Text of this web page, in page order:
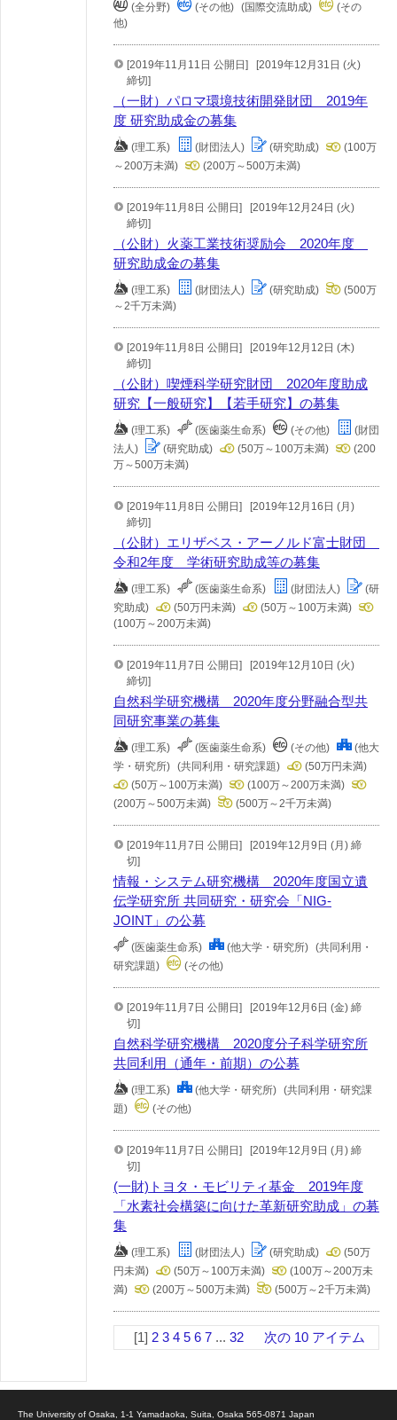
(全分野) (その他) (国際交流助成)
(その
他)
[2019年11月11日 公開日]
[2019年12月31日 (火)
締切]
（一財）パロマ環境技術開発財団 2019年
度 研究助成金の募集
(理工系) (財団法人) (研究助成)
(100万
～200万未満)
(200万～500万未満)
[2019年11月8日 公開日]
[2019年12月24日 (火)
締切]
（公財）火薬工業技術奨励会 2020年度
研究助成金の募集
(理工系) (財団法人) (研究助成)
(500万
～2千万未満)
[2019年11月8日 公開日]
[2019年12月12日 (木)
締切]
（公財）喫煙科学研究財団 2020年度助成
研究【一般研究】【若手研究】の募集
(理工系) (医歯薬生命系) (その他)
(財団
法人)
(研究助成) (50万～100万未満)
(200
万～500万未満)
[2019年11月8日 公開日]
[2019年12月16日 (月)
締切]
（公財）エリザベス・アーノルド富士財団
令和2年度 学術研究助成等の募集
(理工系) (医歯薬生命系) (財団法人)
(研
究助成)
(50万円未満)
(50万～100万未満)
(100万～200万未満)
[2019年11月7日 公開日]
[2019年12月10日 (火)
締切]
自然科学研究機構 2020年度分野融合型共
同研究事業の募集
(理工系) (医歯薬生命系) (その他)
(他大
学・研究所) (共同利用・研究課題)
(50万円未満)
(50万～100万未満)
(100万～200万未満)
(200万～500万未満)
(500万～2千万未満)
[2019年11月7日 公開日]
[2019年12月9日 (月) 締
切]
情報・システム研究機構 2020年度国立遺
伝学研究所 共同研究・研究会「NIG-
JOINT」の公募
(医歯薬生命系) (他大学・研究所) (共同利用・
研究課題)
(その他)
[2019年11月7日 公開日]
[2019年12月6日 (金) 締
切]
自然科学研究機構 2020度分子科学研究所
共同利用（通年・前期）の公募
(理工系) (他大学・研究所) (共同利用・研究課
題)
(その他)
[2019年11月7日 公開日]
[2019年12月9日 (月) 締
切]
(一財)トヨタ・モビリティ基金 2019年度
「水素社会構築に向けた革新研究助成」の募
集
(理工系) (財団法人) (研究助成)
(50万
円未満)
(50万～100万未満)
(100万～200万未
満)
(200万～500万未満) (500万～2千万未満)
次の 10 アイテム
[1] 2 3 4 5 6 7 ...32
The University of Osaka, 1-1 Yamadaoka, Suita, Osaka 565-0871 Japan